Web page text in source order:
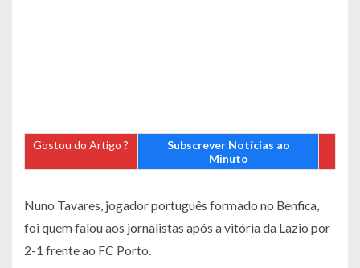
Gostou do Artigo ?
Subscrever Notícias ao
Minuto
Nuno Tavares, jogador português formado no Benfica,
foi quem falou aos jornalistas após a vitória da Lazio por
2-1 frente ao FC Porto.